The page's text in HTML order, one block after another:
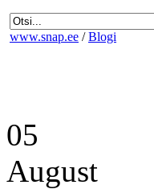
www.snap.ee / Blogi
05
August